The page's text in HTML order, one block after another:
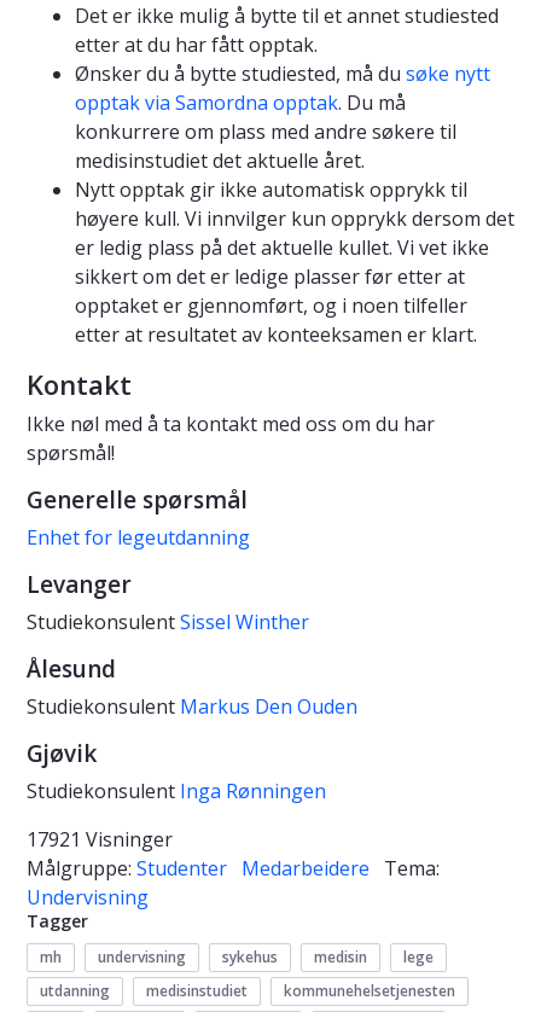
Det er ikke mulig å bytte til et annet studiested
etter at du har fått opptak.
Ønsker du å bytte studiested, må du søke nytt
opptak via Samordna opptak. Du må
konkurrere om plass med andre søkere til
medisinstudiet det aktuelle året.
Nytt opptak gir ikke automatisk opprykk til
høyere kull. Vi innvilger kun opprykk dersom det
er ledig plass på det aktuelle kullet. Vi vet ikke
sikkert om det er ledige plasser før etter at
opptaket er gjennomført, og i noen tilfeller
etter at resultatet av konteeksamen er klart.
Kontakt
Ikke nøl med å ta kontakt med oss om du har
spørsmål!
Generelle spørsmål
Enhet for legeutdanning
Levanger
StudiekonsulentSissel Winther
Ålesund
Studiekonsulent Markus Den Ouden
Gjøvik
Studiekonsulent Inga Rønningen
17921 Visninger
Målgruppe: Studenter Medarbeidere
Tema:
Undervisning
Tagger
mh undervisning sykehus medisin
lege
utdanning
medisinstudiet
kommunehelsetjenesten